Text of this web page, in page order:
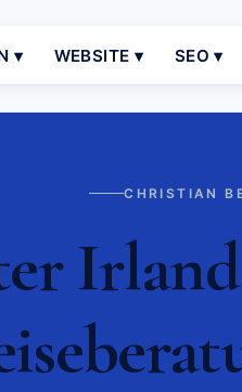
▾ WEBSITE ▾ SEO ▾
CHRISTIAN